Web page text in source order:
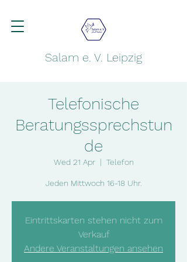
Salam e. V. Leipzig
Telefonische
Beratungssprechstun
de
Wed 21 Apr
  |
Telefon
Jeden Mittwoch 16-18 Uhr.
Eintrittskarten stehen nicht zum
Verkauf
Andere Veranstaltungen ansehen